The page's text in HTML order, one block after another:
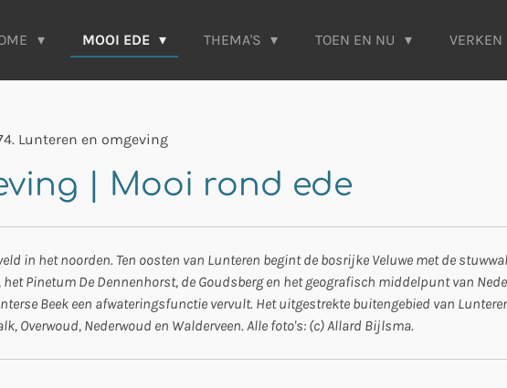
MOOI EDE THEMA'S TOEN EN NU VERKEN
Lunteren en omgeving
| Mooi rond ede
in het noorden. Ten oosten van Lunteren begint de bosrijke Veluwe met de
Pinetum De Dennenhorst, de Goudsberg en het geografisch middelpunt van
Beek een afwateringsfunctie vervult. Het uitgestrekte buitengebied van
Overwoud, Nederwoud en Walderveen. Alle foto's: (c) Allard Bijlsma.